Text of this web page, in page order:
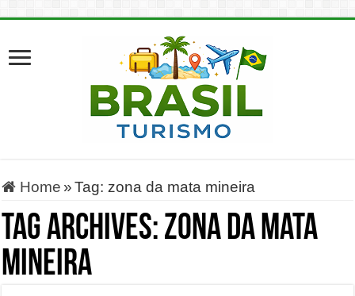
Home » Tag: zona da mata mineira
Tag Archives: zona da mata
mineira